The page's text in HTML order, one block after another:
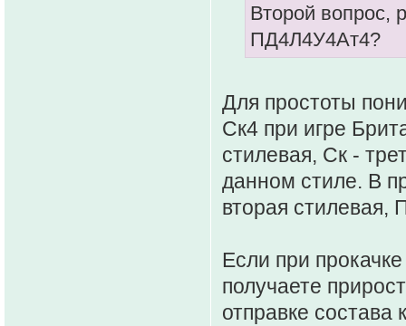
Второй вопрос,
ПД4Л4У4Ат4?
Для простоты
Ск4 при игре
стилевая, Ск -
данном стиле. В
вторая стилевая,
Если при
получаете
отправке состава